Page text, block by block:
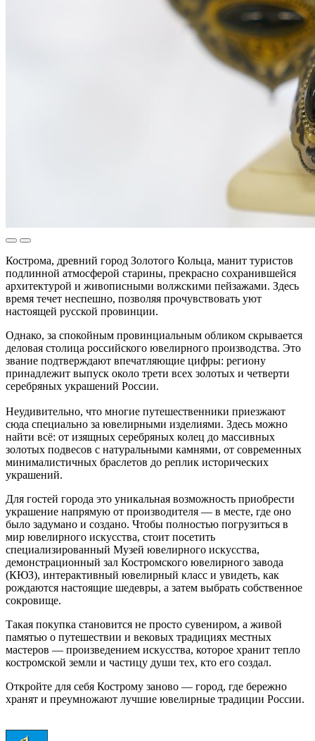
Кострома, древний город Золотого Кольца, манит туристов
подлинной атмосферой старины, прекрасно сохранившейся
архитектурой и живописными волжскими пейзажами. Здесь
время течет неспешно, позволяя прочувствовать уют
настоящей русской провинции.
Однако, за спокойным провинциальным обликом скрывается
деловая столица российского ювелирного производства. Это
звание подтверждают впечатляющие цифры: региону
принадлежит выпуск около трети всех золотых и четверти
серебряных украшений России.
Неудивительно, что многие путешественники приезжают
сюда специально за ювелирными изделиями. Здесь можно
найти всё: от изящных серебряных колец до массивных
золотых подвесов с натуральными камнями, от современных
минималистичных браслетов до реплик исторических
украшений.
Для гостей города это уникальная возможность приобрести
украшение напрямую от производителя — в месте, где оно
было задумано и создано. Чтобы полностью погрузиться в
мир ювелирного искусства, стоит посетить
специализированный Музей ювелирного искусства,
демонстрационный зал Костромского ювелирного завода
(КЮЗ), интерактивный ювелирный класс и увидеть, как
рождаются настоящие шедевры, а затем выбрать собственное
сокровище.
Такая покупка становится не просто сувениром, а живой
памятью о путешествии и вековых традициях местных
мастеров — произведением искусства, которое хранит тепло
костромской земли и частицу души тех, кто его создал.
Откройте для себя Кострому заново — город, где бережно
хранят и преумножают лучшие ювелирные традиции России.